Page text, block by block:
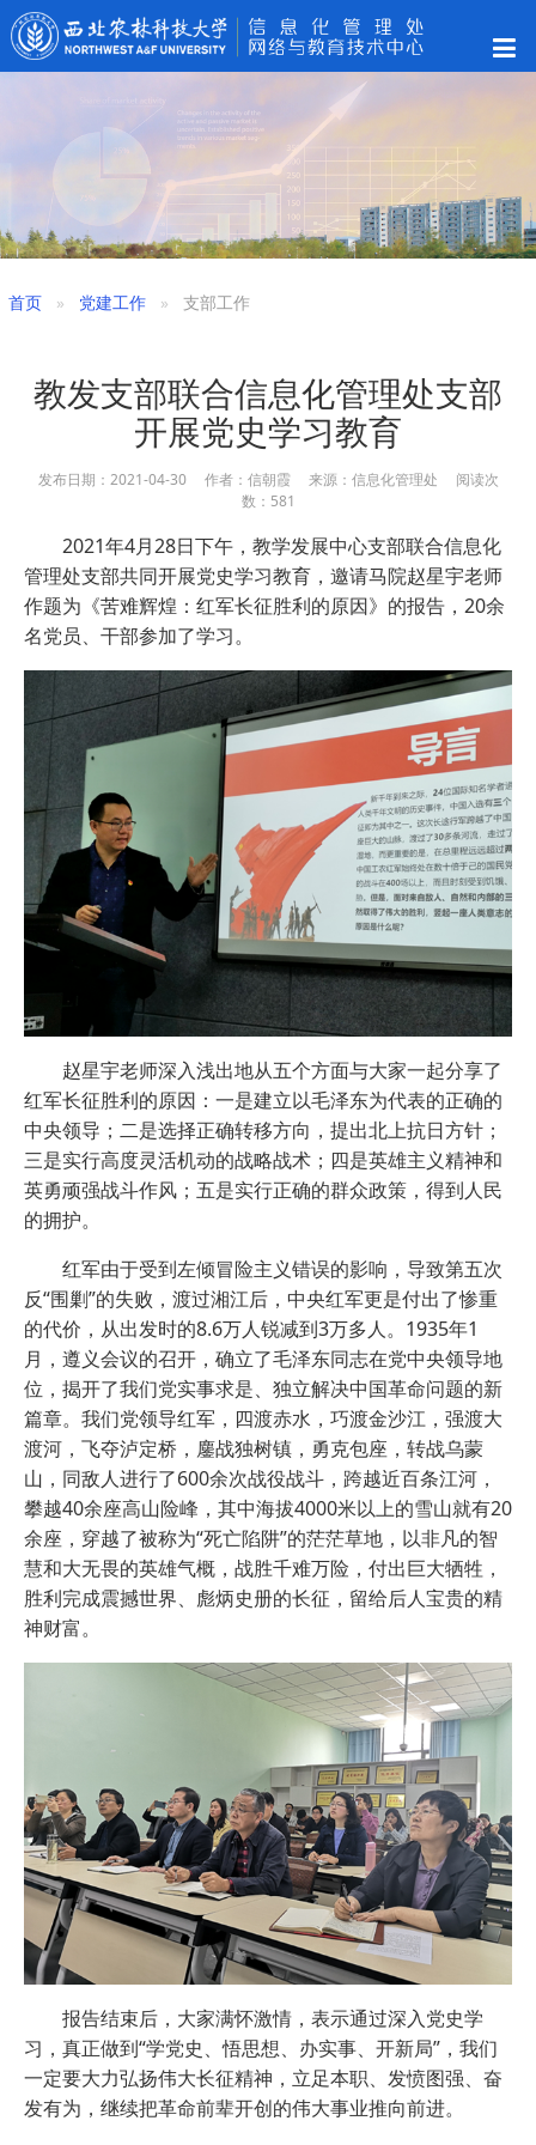
首页 党建工作 支部工作
教发支部联合信息化管理处支部
开展党史学习教育
发布日期：2021-04-30 作者：信朝霞 来源：信息化管理处 阅读次
数： 581
2021年4月28日下午，教学发展中心支部联合信息化
管理处支部共同开展党史学习教育，邀请马院赵星宇老师
作题为《苦难辉煌：红军长征胜利的原因》的报告，20余
名党员、干部参加了学习。
赵星宇老师深入浅出地从五个方面与大家一起分享了
红军长征胜利的原因：一是建立以毛泽东为代表的正确的
中央领导；二是选择正确转移方向，提出北上抗日方针；
三是实行高度灵活机动的战略战术；四是英雄主义精神和
英勇顽强战斗作风；五是实行正确的群众政策，得到人民
的拥护。
红军由于受到左倾冒险主义错误的影响，导致第五次
反“围剿”的失败，渡过湘江后，中央红军更是付出了惨重
的代价，从出发时的8.6万人锐减到3万多人。1935年1
月，遵义会议的召开，确立了毛泽东同志在党中央领导地
位，揭开了我们党实事求是、独立解决中国革命问题的新
篇章。我们党领导红军，四渡赤水，巧渡金沙江，强渡大
渡河，飞夺泸定桥，鏖战独树镇，勇克包座，转战乌蒙
山，同敌人进行了600余次战役战斗，跨越近百条江河，
攀越40余座高山险峰，其中海拔4000米以上的雪山就有20
余座，穿越了被称为“死亡陷阱”的茫茫草地，以非凡的智
慧和大无畏的英雄气概，战胜千难万险，付出巨大牺牲，
胜利完成震撼世界、彪炳史册的长征，留给后人宝贵的精
神财富。
报告结束后，大家满怀激情，表示通过深入党史学
习，真正做到“学党史、悟思想、办实事、开新局”，我们
一定要大力弘扬伟大长征精神，立足本职、发愤图强、奋
发有为，继续把革命前辈开创的伟大事业推向前进。